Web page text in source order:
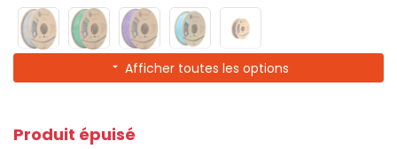
Afficher toutes les options
Produit épuisé